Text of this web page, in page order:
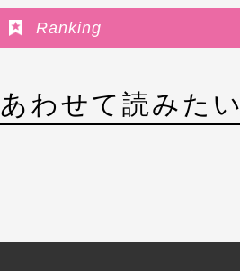
Ranking
あわせて読みたい